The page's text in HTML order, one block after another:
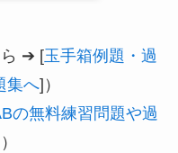
ら ➔ [玉手箱例題・過
集へ]）
の無料練習問題や過